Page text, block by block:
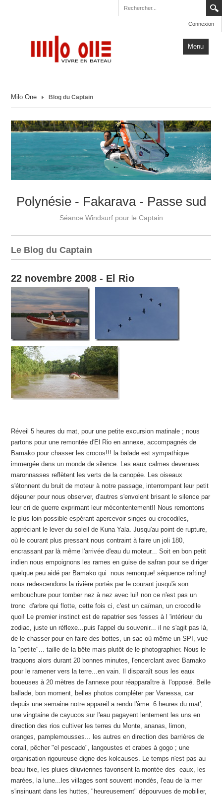
Connexion
Menu
Carnets de Voyage
Actualités
Plus
Milo One Blog du Captain
Polynésie - Fakarava - Passe sud
Séance Windsurf pour le Captain
Le Blog du Captain
22 novembre 2008 - El Rio
Réveil 5 heures du mat, pour une petite excursion matinale ; nous
partons pour une remontée d'El Rio en annexe, accompagnés de
Bamako pour chasser les crocos!!! la balade est sympathique
immergée dans un monde de silence. Les eaux calmes devenues
maronnasses reflètent les verts de la canopée. Les oiseaux
s'étonnent du bruit de moteur à notre passage, interrompant leur petit
déjeuner pour nous observer, d'autres s'envolent brisant le silence par
leur cri de guerre exprimant leur mécontentement!! Nous remontons
le plus loin possible espérant apercevoir singes ou crocodiles,
appréciant le lever du soleil de Kuna Yala. Jusqu'au point de rupture,
où le courant plus pressant nous contraint à faire un joli 180,
encrassant par là même l'arrivée d'eau du moteur... Soit en bon petit
indien nous empoignons les rames en guise de safran pour se diriger
quelque peu aidé par Bamako qui nous remorque! séquence rafting!
nous redescendons la rivière portés par le courant jusqu'à son
embouchure pour tomber nez à nez avec lui! non ce n'est pas un
tronc d'arbre qui flotte, cette fois ci, c'est un caïman, un crocodile
quoi! Le premier instinct est de rapatrier ses fesses à l 'intérieur du
zodiac, juste un réflexe...puis l'appel du souvenir... il ne s'agit pas là,
de le chasser pour en faire des bottes, un sac où même un SPI, vue
la "petite"... taille de la bête mais plutôt de le photographier. Nous le
traquons alors durant 20 bonnes minutes, l'encerclant avec Bamako
pour le ramener vers la terre...en vain. Il disparaît sous les eaux
boueuses à 20 mètres de l'annexe pour réapparaître à l'opposé. Belle
ballade, bon moment, belles photos compléter par Vanessa, car
depuis une semaine notre appareil a rendu l'âme. 6 heures du mat',
une vingtaine de cayucos sur l'eau pagayent lentement les uns en
direction des rios cultiver les terres du Monte, ananas, limon,
oranges, pamplemousses... les autres en direction des barrières de
corail, pêcher "el pescado", langoustes et crabes à gogo ; une
organisation rigoureuse digne des kolcauses. Le temps n'est pas au
beau fixe, les pluies diluviennes favorisent la montée des eaux, les
marées, la lune...les villages sont souvent inondés, l'eau de la mer
s'insinuant dans les huttes, "heureusement" dépourvues de mobilier,